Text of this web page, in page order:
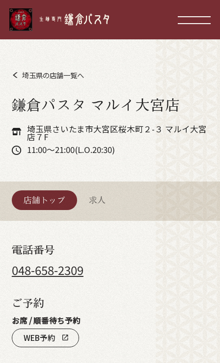
埼玉県の店舗一覧へ
鎌倉パスタ マルイ大宮店
埼玉県さいたま市大宮区桜木町２-３ マルイ大宮
店７F
11:00～21:00(L.O.20:30)
店舗トップ 求人
電話番号
048-658-2309
ご予約
お席 / 順番待ち予約
WEB予約
open_in_new